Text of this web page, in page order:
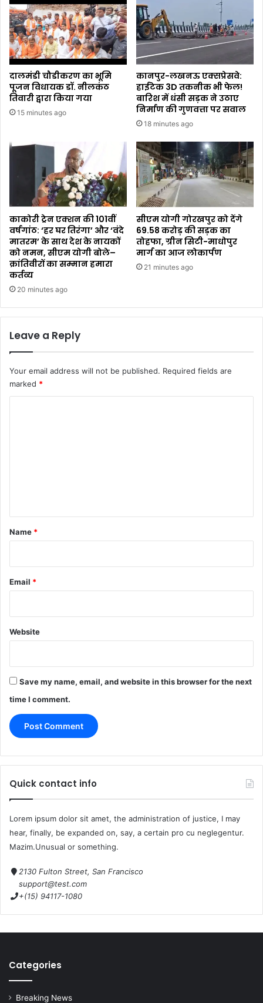
दालमंडी चौडीकरण का भूमि
पूजन विधायक डॉ. नीलकंठ
तिवारी द्वारा किया गया
15 minutes ago
कानपुर-लखनऊ एक्सप्रेसवे:
हाईटेक 3D तकनीक भी फेल!
बारिश में धंसी सड़क ने उठाए
निर्माण की गुणवत्ता पर सवाल
18 minutes ago
काकोरी ट्रेन एक्शन की 101वीं
वर्षगांठ: ‘हर घर तिरंगा’ और ‘वंदे
मातरम’ के साथ देश के नायकों
को नमन, सीएम योगी बोले–
क्रांतिवीरों का सम्मान हमारा
कर्तव्य ​
20 minutes ago
सीएम योगी गोरखपुर को देंगे
₹69.58 करोड़ की सड़क का
तोहफा, ग्रीन सिटी-माधोपुर
मार्ग का आज लोकार्पण
21 minutes ago
Leave a Reply
Your email address will not be published. Required fields are
marked *
*
Name *
Email *
Website
Save my name, email, and website in this browser for the next
time I comment.
Quick contact info
Lorem ipsum dolor sit amet, the administration of justice, I may
hear, finally, be expanded on, say, a certain pro cu neglegentur.
Mazim.Unusual or something.
2130 Fulton Street, San Francisco
support@test.com
+(15) 94117-1080
Categories
Breaking News